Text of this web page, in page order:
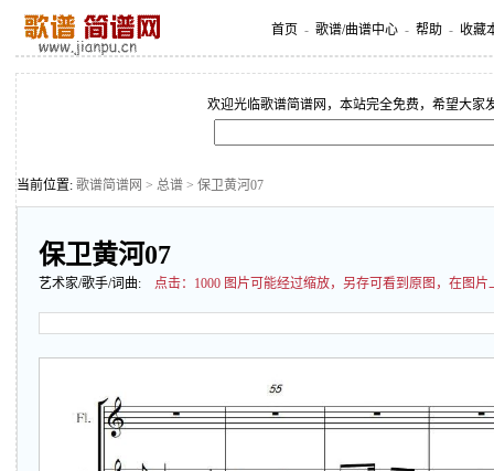
首页 - 歌谱/曲谱中心 - 帮助 - 收藏
欢迎光临歌谱简谱网，本站完全免费，希望大家
当前位置: 歌谱简谱网 > 总谱 > 保卫黄河07
保卫黄河07
艺术家/歌手/词曲: 点击： 1000 图片可能经过缩放，另存可看到原图，在图